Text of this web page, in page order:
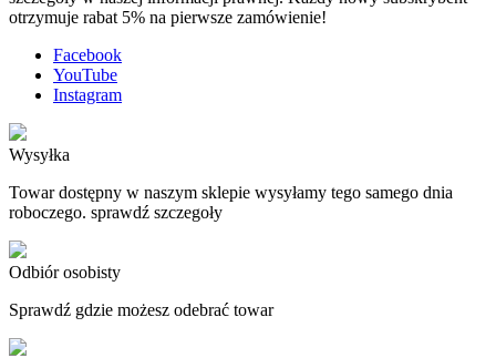
otrzymuje rabat 5% na pierwsze zamówienie!
Facebook
YouTube
Instagram
Wysyłka
Towar dostępny w naszym sklepie wysyłamy tego samego dnia
roboczego. sprawdź szczegoły
Odbiór osobisty
Sprawdź gdzie możesz odebrać towar